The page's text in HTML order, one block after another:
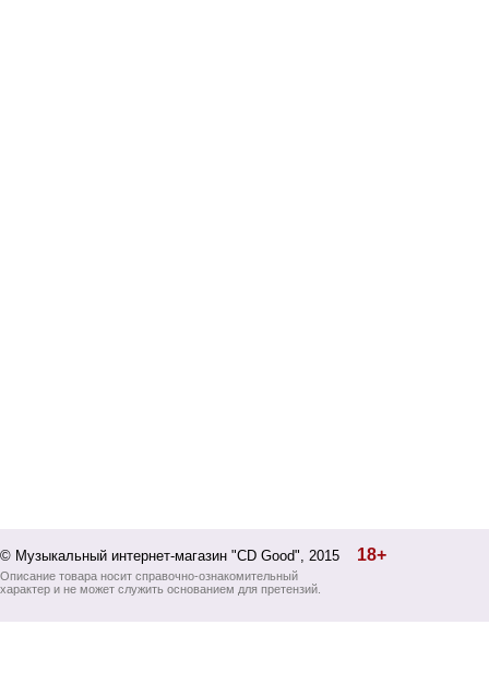
© Музыкальный интернет-магазин "CD Good", 2015 18+
Описание товара носит справочно-ознакомительный
характер и не может служить основанием для претензий.